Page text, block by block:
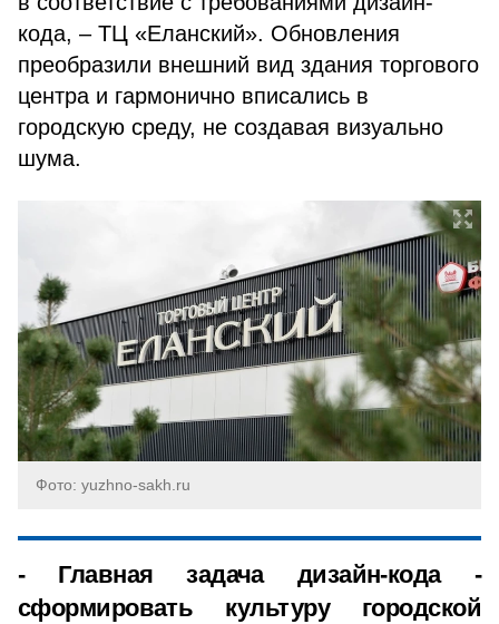
кода, – ТЦ «Еланский». Обновления
преобразили внешний вид здания торгового
центра и гармонично вписались в
городскую среду, не создавая визуально
шума.
Фото: yuzhno-sakh.ru
- Главная задача дизайн-кода -
сформировать культуру городской